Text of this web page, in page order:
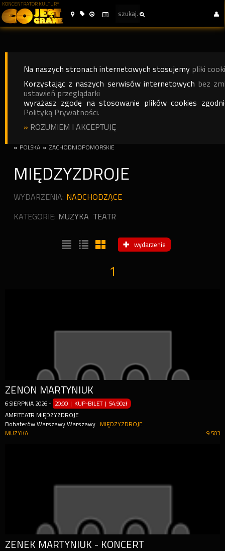
KONCENTRATOR KULTURY
Na naszych stronach internetowych stosujemy pliki
Korzystając z naszych serwisów internetowych bez
ustawień przeglądarki
wyrażasz zgodę na stosowanie plików cookies
Polityką Prywatności.
» ROZUMIEM I AKCEPTUJĘ
« POLSKA « ZACHODNIOPOMORSKIE
MIĘDZYZDROJE
WYDARZENIA: NADCHODZĄCE
KATEGORIE: MUZYKA TEATR
wydarzenie
1
ZENON MARTYNIUK
6 SIERPNIA 2026 - 20:00 | KUP-BILET | 54.90zł
AMFITEATR MIĘDZYZDROJE
Bohaterów Warszawy Warszawy
MIĘDZYZDROJE
9 503
MUZYKA
ZENEK MARTYNIUK - KONCERT